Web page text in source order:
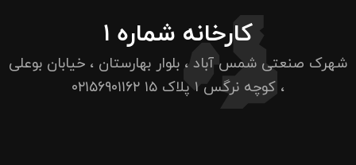
کارخانه شماره ۱
شهرک صنعتی شمس آباد ، بلوار بهارستان ، خیابان بوعلی
، کوچه نرگس ۱ پلاک ۱۵
۰۲۱۵۶۹۰۱۱۶۲